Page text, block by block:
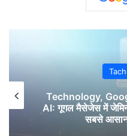
Technology,
AI: गूगल मैसेजेस में
सबसे